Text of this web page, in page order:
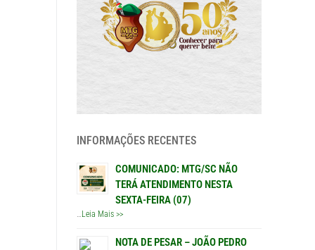
INFORMAÇÕES RECENTES
COMUNICADO: MTG/SC NÃO
TERÁ ATENDIMENTO NESTA
SEXTA-FEIRA (07)
…Leia Mais >>
NOTA DE PESAR – JOÃO PEDRO